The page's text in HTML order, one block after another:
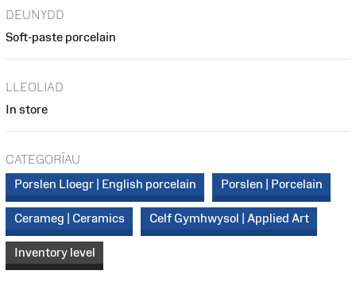
DEUNYDD
Soft-paste porcelain
LLEOLIAD
In store
CATEGORÏAU
Porslen Lloegr | English porcelain
Porslen | Porcelain
Cerameg | Ceramics Celf Gymhwysol | Applied Art
Inventory level